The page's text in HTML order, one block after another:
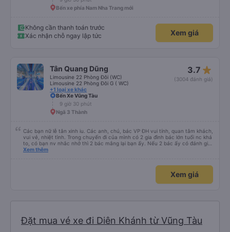
Bến xe phía Nam Nha Trang mới
Không cần thanh toán trước
Xác nhận chỗ ngay lập tức
Xem giá
Tân Quang Dũng
Limousine 22 Phòng Đôi (WC)
Limousine 22 Phòng Đôi G ( WC)
+1 loại xe khác
3.7 star_rate
(3004 đánh giá)
Bến Xe Vũng Tàu
9 giờ 30 phút
Ngã 3 Thành
Các bạn nữ lễ tân xinh iu. Các anh, chú, bác VP ĐH vui tính, quan tâm khách,
vui vẻ, nhiệt tình. Trong chuyến đi của mình có 2 gia đình bác lớn tuổi nc khá
to, có bạn nv nhắc nhở thì 2 bác mắng lại bạn ấy. Nếu 2 bác ấy có đánh giá
xấu thì mình ngược lại nha. Bạn ấy nhắc nhở rất đúng. 2 bác nói rất to. To
bạn ấy nha. Nếu bạn ấy bị trừ thì bảo bạn ấy liên hệ sđt của mình, mình hỗ
trợ ạ. Số mình đuôi 666, chuyến ĐH-NT ngày 16/1. À các bạn nữ lễ tân xinh
iu còn đổi cho mình phòng đơn sang đôi xong còn note là (một mình) yêu
Xem thêm
Xem giá
Đặt mua vé xe đi Diên Khánh từ Vũng Tàu